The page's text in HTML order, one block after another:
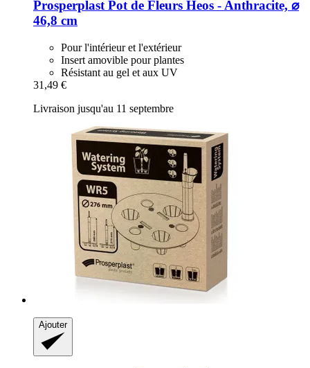
Prosperplast Pot de Fleurs Heos -​ Anthracite, ⌀
46,8 cm
Pour l'intérieur et l'extérieur
Insert amovible pour plantes
Résistant au gel et aux UV
31,49 €
Livraison jusqu'au 11 septembre
Ajouter